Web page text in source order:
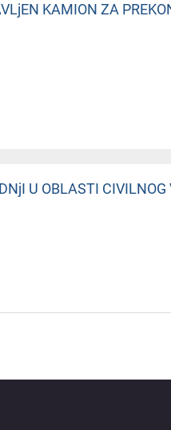
KAMION ZA
U OBLASTI